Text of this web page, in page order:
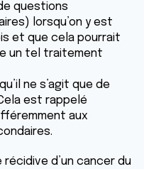
questions
lorsqu’on y est
et que cela pourrait
un tel traitement
ne s’agit que de
est rappelé
aux
récidive d’un cancer du